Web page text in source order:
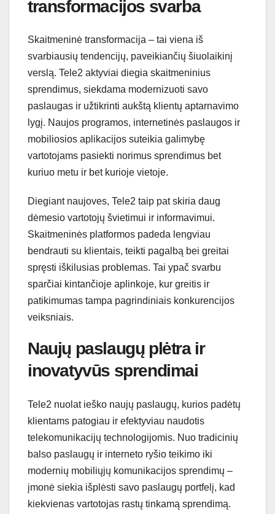
transformacijos svarba
Skaitmeninė transformacija – tai viena iš
svarbiausių tendencijų, paveikiančių šiuolaikinį
verslą. Tele2 aktyviai diegia skaitmeninius
sprendimus, siekdama modernizuoti savo
paslaugas ir užtikrinti aukštą klientų aptarnavimo
lygį. Naujos programos, internetinės paslaugos ir
mobiliosios aplikacijos suteikia galimybę
vartotojams pasiekti norimus sprendimus bet
kuriuo metu ir bet kurioje vietoje.
Diegiant naujoves, Tele2 taip pat skiria daug
dėmesio vartotojų švietimui ir informavimui.
Skaitmeninės platformos padeda lengviau
bendrauti su klientais, teikti pagalbą bei greitai
spręsti iškilusias problemas. Tai ypač svarbu
sparčiai kintančioje aplinkoje, kur greitis ir
patikimumas tampa pagrindiniais konkurencijos
veiksniais.
Naujų paslaugų plėtra ir
inovatyvūs sprendimai
Tele2 nuolat ieško naujų paslaugų, kurios padėtų
klientams patogiau ir efektyviau naudotis
telekomunikacijų technologijomis. Nuo tradicinių
balso paslaugų ir interneto ryšio teikimo iki
modernių mobiliųjų komunikacijos sprendimų –
įmonė siekia išplėsti savo paslaugų portfelį, kad
kiekvienas vartotojas rastų tinkamą sprendimą.